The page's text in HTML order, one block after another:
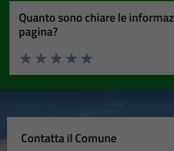
Quanto sono chiare le
pagina?
Valuta 5 stelle su 5
Valuta 4 stelle su 5
Valuta 3 stelle su 5
Valuta 2 stelle su 5
Valuta 1 stelle su 5
Contatta il Comune